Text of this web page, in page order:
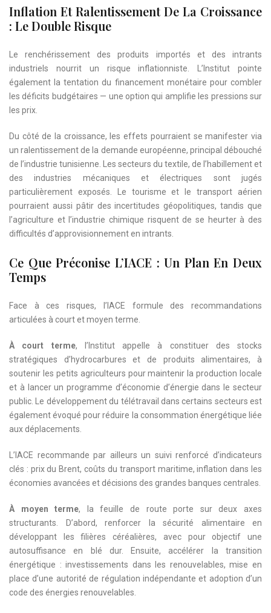
Inflation Et Ralentissement De La Croissance
: Le Double Risque
Le renchérissement des produits importés et des intrants
industriels nourrit un risque inflationniste. L’Institut pointe
également la tentation du financement monétaire pour combler
les déficits budgétaires — une option qui amplifie les pressions sur
les prix.
Du côté de la croissance, les effets pourraient se manifester via
un ralentissement de la demande européenne, principal débouché
de l’industrie tunisienne. Les secteurs du textile, de l’habillement et
des industries mécaniques et électriques sont jugés
particulièrement exposés. Le tourisme et le transport aérien
pourraient aussi pâtir des incertitudes géopolitiques, tandis que
l’agriculture et l’industrie chimique risquent de se heurter à des
difficultés d’approvisionnement en intrants.
Ce Que Préconise L’IACE : Un Plan En Deux
Temps
Face à ces risques, l’IACE formule des recommandations
articulées à court et moyen terme.
À court terme, l’Institut appelle à constituer des stocks
stratégiques d’hydrocarbures et de produits alimentaires, à
soutenir les petits agriculteurs pour maintenir la production locale
et à lancer un programme d’économie d’énergie dans le secteur
public. Le développement du télétravail dans certains secteurs est
également évoqué pour réduire la consommation énergétique liée
aux déplacements.
L’IACE recommande par ailleurs un suivi renforcé d’indicateurs
clés : prix du Brent, coûts du transport maritime, inflation dans les
économies avancées et décisions des grandes banques centrales.
À moyen terme, la feuille de route porte sur deux axes
structurants. D’abord, renforcer la sécurité alimentaire en
développant les filières céréalières, avec pour objectif une
autosuffisance en blé dur. Ensuite, accélérer la transition
énergétique : investissements dans les renouvelables, mise en
place d’une autorité de régulation indépendante et adoption d’un
code des énergies renouvelables.